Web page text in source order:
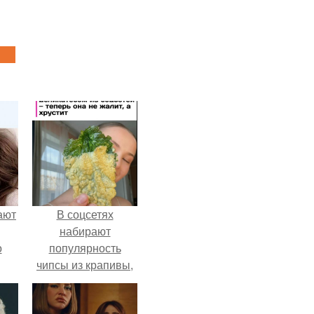
В соцсетях
набирают
популярность
чипсы из крапивы,
которые
пользователи в